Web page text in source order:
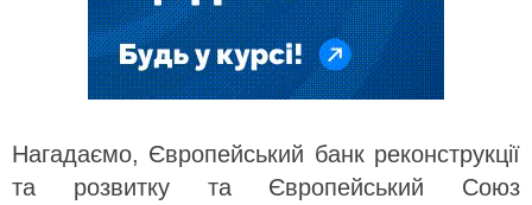
Нагадаємо, Європейський банк реконструкції
та розвитку та Європейський Союз